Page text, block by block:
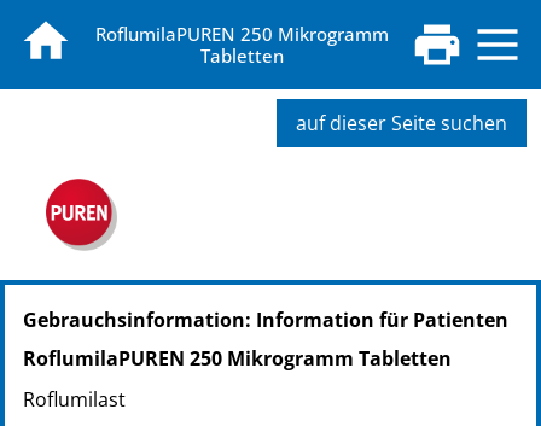
RoflumilaPUREN 250 Mikrogramm
Tabletten
auf dieser Seite suchen
PZN: 19762741
PPN: 111976274190
NTIN: 04150197627415
Gebrauchsinformation: Information für Patienten
RoflumilaPUREN 250 Mikrogramm Tabletten
Roflumilast